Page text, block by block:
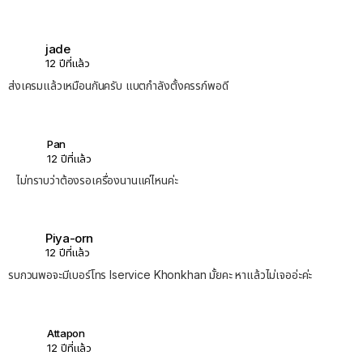
jade
12 ปีที่แล้ว
ส่งเครมแล้วเหมือนกันครับ แบตกำลังตั้งครรภ์พอดี
Pan
12 ปีที่แล้ว
ไม่ทราบว่าต้องรอเครื่องนานแค่ไหนค่ะ
Piya-orn
12 ปีที่แล้ว
รบกวนพอจะมีเบอร์โทร Iservice Khonkhan มั้ยคะ หาแล้วไม่เจออ่ะค่ะ
Attapon
12 ปีที่แล้ว